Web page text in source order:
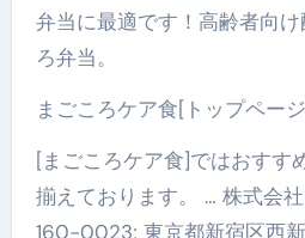
弁当に最適です！高齢者向
ろ弁当。
まごころケア食[トップペー
[まごころケア食]ではおすす
揃えております。 … 株式会
160-0023; 東京都新宿区西